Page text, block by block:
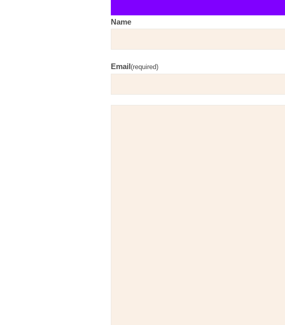
Name
Email (required)